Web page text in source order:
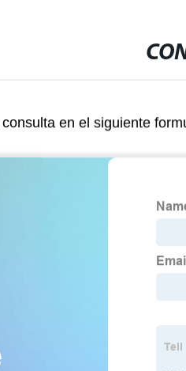
en el siguiente